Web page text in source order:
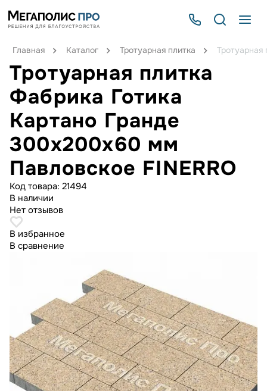
Главная Каталог Тротуарная плитка
Тротуарная плитка
Фабрика Готика
Картано Гранде
300х200х60 мм
Павловское FINERRO
Код товара: 21494
В наличии
Нет отзывов
В избранное
В сравнение